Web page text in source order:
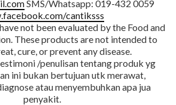
SMS/Whatsapp: 019-432 0059
cantiksss
not been evaluated by the Food and
These products are not intended to
cure, or prevent any disease.
/penulisan tentang produk yg
ini bukan bertujuan utk merawat,
atau menyembuhkan apa jua
penyakit.